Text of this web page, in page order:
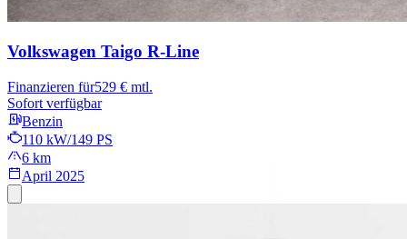
Volkswagen Taigo R-Line
Finanzieren für529 € mtl.
Sofort verfügbar
Benzin
110 kW/149 PS
6 km
April 2025